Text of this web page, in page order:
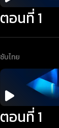
ตอนที่ 1
ซับไทย
ตอนที่ 1